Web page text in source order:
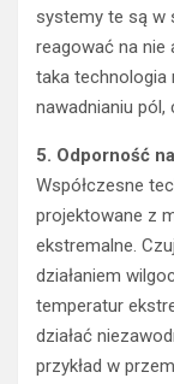
systemy te są w
reagować na nie
taka technologia
nawadnianiu pól,
5. Odporność
Współczesne
projektowane z
ekstremalne.
działaniem
temperatur
działać
przykład w